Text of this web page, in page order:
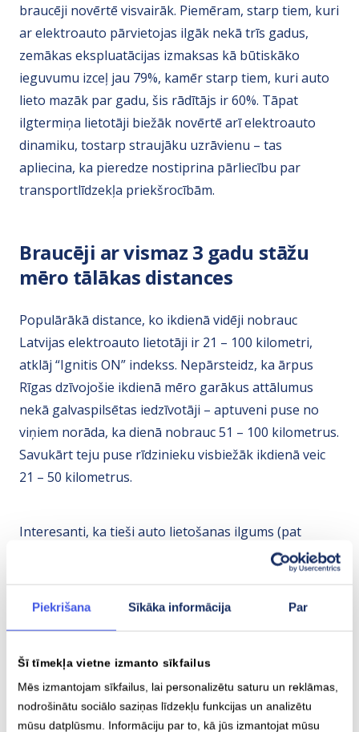
Piekrišana Sīkāka informācija Par
Šī tīmekļa vietne izmanto sīkfailus
Mēs izmantojam sīkfailus, lai personalizētu saturu un reklāmas,
nodrošinātu sociālo saziņas līdzekļu funkcijas un analizētu
mūsu datplūsmu. Informāciju par to, kā jūs izmantojat mūsu
braucēji novērtē visvairāk. Piemēram, starp tiem, kuri
ar elektroauto pārvietojas ilgāk nekā trīs gadus,
zemākas ekspluatācijas izmaksas kā būtiskāko
ieguvumu izceļ jau 79%, kamēr starp tiem, kuri auto
lieto mazāk par gadu, šis rādītājs ir 60%. Tāpat
ilgtermiņa lietotāji biežāk novērtē arī elektroauto
dinamiku, tostarp straujāku uzrāvienu – tas
apliecina, ka pieredze nostiprina pārliecību par
transportlīdzekļa priekšrocībām.
Braucēji ar vismaz 3 gadu stāžu
mēro tālākas distances
Populārākā distance, ko ikdienā vidēji nobrauc
Latvijas elektroauto lietotāji ir 21 – 100 kilometri,
atklāj “Ignitis ON” indekss. Nepārsteidz, ka ārpus
Rīgas dzīvojošie ikdienā mēro garākus attālumus
nekā galvaspilsētas iedzīvotāji – aptuveni puse no
viņiem norāda, ka dienā nobrauc 51 – 100 kilometrus.
Savukārt teju puse rīdzinieku visbiežāk ikdienā veic
21 – 50 kilometrus.
Interesanti, ka tieši auto lietošanas ilgums (pat
vairāk nekā baterijas ietilpība) ietekmē uzticību
tehnoloģijai – braucēji ar vismaz trīs gadu pieredzi
biežāk ikdienā ar elektroauto veic distances, kas ir
veiktie attālumi būtiski neatšķiras.
Vēl viens faktors, kas ietekmē ikdienā veicamo